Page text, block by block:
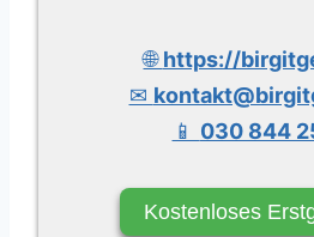
🌐https://
✉
📱 030 844
Kostenloses